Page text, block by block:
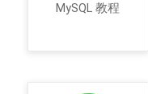
MySQL 教程